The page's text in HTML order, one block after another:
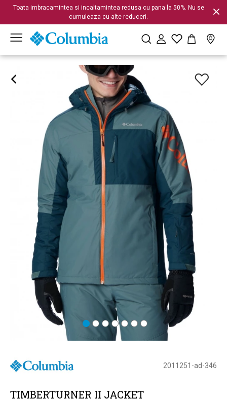
Toata imbracamintea si incaltamintea redusa cu pana la 50%. Nu se
cumuleaza cu alte reduceri.
2011251-ad-346
TIMBERTURNER II JACKET